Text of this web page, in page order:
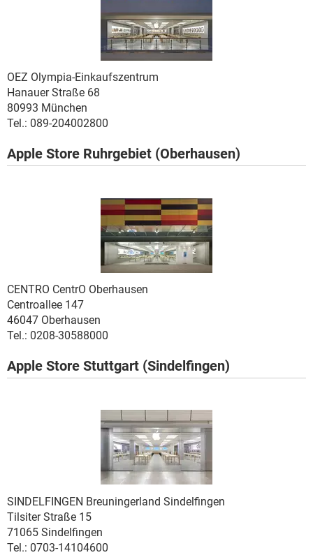
OEZ Olympia-Einkaufszentrum
Hanauer Straße 68
80993 München
Tel.: 089-204002800
Apple Store Ruhrgebiet (Oberhausen)
CENTRO CentrO Oberhausen
Centroallee 147
46047 Oberhausen
Tel.: 0208-30588000
Apple Store Stuttgart (Sindelfingen)
SINDELFINGEN Breuningerland Sindelfingen
Tilsiter Straße 15
71065 Sindelfingen
Tel.: 0703-14104600